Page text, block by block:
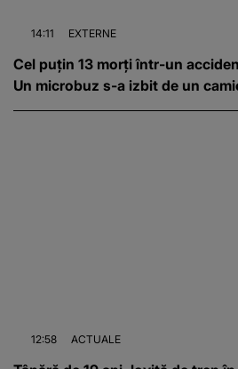
14:11 EXTERNE
Cel puțin 13 morți într-un
Un microbuz s-a izbit de un
12:58 ACTUALE